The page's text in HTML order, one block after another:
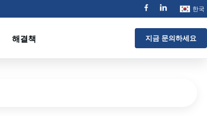
한국
해결책 지금 문의하세요